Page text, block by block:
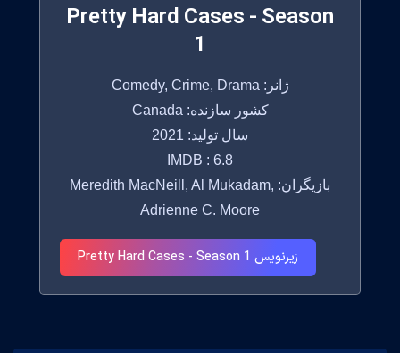
Pretty Hard Cases - Season
1
ژانر: Comedy, Crime, Drama
کشور سازنده: Canada
سال تولید: 2021
IMDB : 6.8
بازیگران: Meredith MacNeill, Al Mukadam,
Adrienne C. Moore
زیرنویس Pretty Hard Cases - Season 1